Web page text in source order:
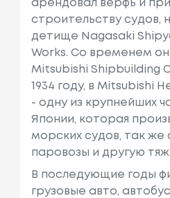
арендовал верфь и
строительству судов,
детище Nagasaki
Works. Со временем
Mitsubishi Shipbuilding
1934 году, в Mitsubishi
- одну из крупнейших
Японии, которая
морских судов, так же
паровозы и другую
В последующие годы
грузовые авто,